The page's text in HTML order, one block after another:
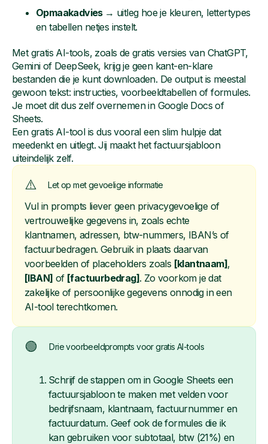
Opmaakadvies → uitleg hoe je kleuren, lettertypes
en tabellen netjes instelt.
Met gratis AI-tools, zoals de gratis versies van ChatGPT,
Gemini of DeepSeek, krijg je geen kant-en-klare
bestanden die je kunt downloaden. De output is meestal
gewoon tekst: instructies, voorbeeldtabellen of formules.
Je moet dit dus zelf overnemen in Google Docs of
Sheets.
Een gratis AI-tool is dus vooral een slim hulpje dat
meedenkt en uitlegt. Jij maakt het factuursjabloon
uiteindelijk zelf.
⚠️ Let op met gevoelige informatie
Vul in prompts liever geen privacygevoelige of
vertrouwelijke gegevens in, zoals echte
klantnamen, adressen, btw-nummers, IBAN’s of
factuurbedragen. Gebruik in plaats daarvan
voorbeelden of placeholders zoals [klantnaam],
[IBAN] of [factuurbedrag]. Zo voorkom je dat
zakelijke of persoonlijke gegevens onnodig in een
AI-tool terechtkomen.
🟢 Drie voorbeeldprompts voor gratis AI-tools
Schrijf de stappen om in Google Sheets een
factuursjabloon te maken met velden voor
bedrijfsnaam, klantnaam, factuurnummer en
factuurdatum. Geef ook de formules die ik
kan gebruiken voor subtotaal, btw (21%) en